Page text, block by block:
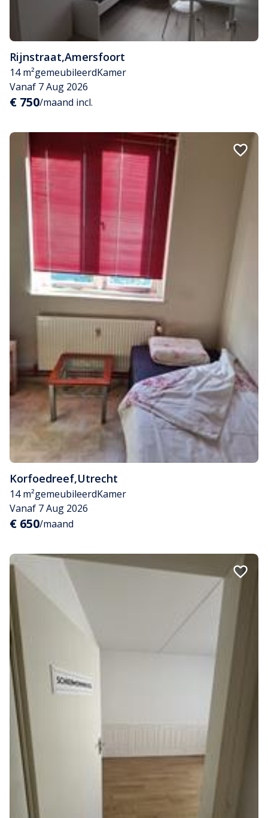
Rijnstraat,Amersfoort
14 m²gemeubileerdKamer
Vanaf 7 Aug 2026
€ 750/maand incl.
Korfoedreef,Utrecht
14 m²gemeubileerdKamer
Vanaf 7 Aug 2026
€ 650/maand